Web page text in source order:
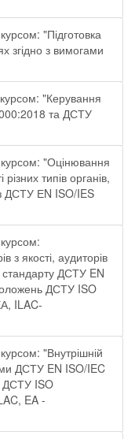
"Підготовка
згідно з вимогами
"Керування
та ДСТУ
"Оцінювання
типів органів,
ДСТУ ЕN ISO/IES
з якості, аудиторів
стандарту ДСТУ EN
ДСТУ ISO
ILAC-
"Внутрішній
ДСТУ EN ISO/IEC
ДСТУ ISO
EA -